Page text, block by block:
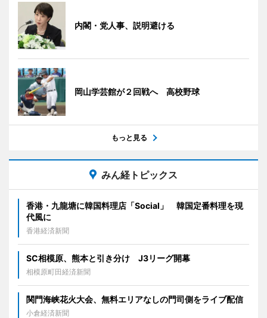
内閣・党人事、説明避ける
岡山学芸館が２回戦へ 高校野球
もっと見る
みん経トピックス
香港・九龍塘に韓国料理店「Social」 韓国定番料理を現
代風に
香港経済新聞
SC相模原、熊本と引き分け J3リーグ開幕
相模原町田経済新聞
関門海峡花火大会、無料エリアなしの門司側をライブ配信
小倉経済新聞